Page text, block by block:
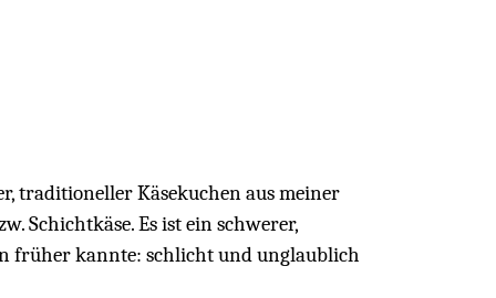
traditioneller Käsekuchen aus meiner
Schichtkäse. Es ist ein schwerer,
früher kannte: schlicht und unglaublich